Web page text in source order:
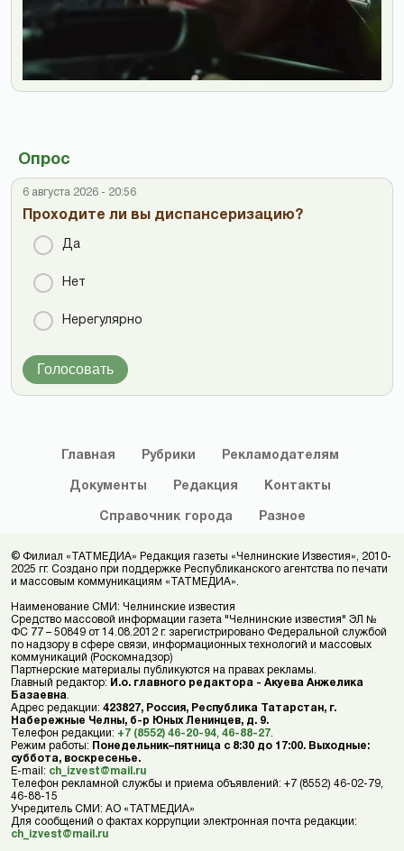
Опрос
6 августа 2026 - 20:56
Проходите ли вы диспансеризацию?
Да
Нет
Нерегулярно
Голосовать
Главная Рубрики Рекламодателям
Документы Редакция Контакты
Справочник города Разное
© Филиал «ТАТМЕДИА» Редакция газеты «Челнинские Известия», 2010-
2025 гг. Создано при поддержке Республиканского агентства по печати
и массовым коммуникациям «ТАТМЕДИА».
Наименование СМИ: Челнинские известия
Средство массовой информации газета "Челнинские известия" ЭЛ №
ФС 77 – 50849 от 14.08.2012 г. зарегистрировано Федеральной службой
по надзору в сфере связи, информационных технологий и массовых
коммуникаций (Роскомнадзор)
Партнерские материалы публикуются на правах рекламы.
Главный редактор: И.о. главного редактора - Акуева Анжелика
Базаевна
Адрес редакции: 423827, Россия, Республика Татарстан, г.
Набережные Челны, б-р Юных Ленинцев, д. 9.
Телефон редакции: +7 (8552) 46-20-94 46-88-27
Режим работы: Понедельник–пятница с 8:30 до 17:00. Выходные:
суббота, воскресенье.
E-mail: ch_izvest@mail.ru
Телефон рекламной службы и приема объявлений: +7 (8552) 46-02-79,
46-88-15
Учредитель СМИ: АО «ТАТМЕДИА»
Для сообщений о фактах коррупции электронная почта редакции:
ch_izvest@mail.ru